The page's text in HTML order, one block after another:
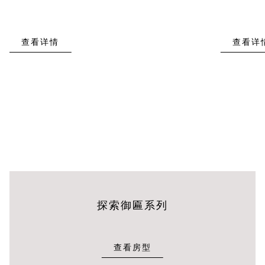
查看详情 查看详
探索御匾系列
查看房型